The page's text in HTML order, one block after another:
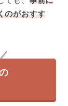
のがおすす